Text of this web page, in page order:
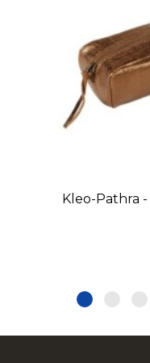
Kleo-Pathra